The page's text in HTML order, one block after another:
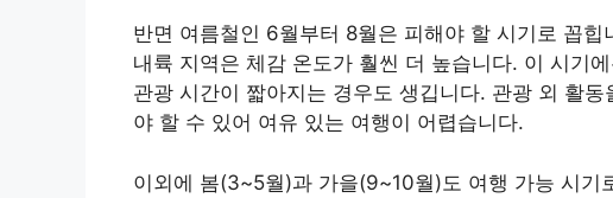
반면 여름철인 6월부터 8월은 피해야 할 시기로 꼽
내륙 지역은 체감 온도가 훨씬 더 높습니다. 이 시기
관광 시간이 짧아지는 경우도 생깁니다. 관광 외 활
야 할 수 있어 여유 있는 여행이 어렵습니다.
이외에 봄(3~5월)과 가을(9~10월)도 여행 가능 시기